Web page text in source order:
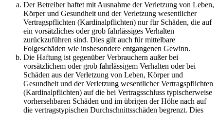
Der Betreiber haftet mit Ausnahme der Verletzung von Leben,
Körper und Gesundheit und der Verletzung wesentlicher
Vertragspflichten (Kardinalpflichten) nur für Schäden, die auf
ein vorsätzliches oder grob fahrlässiges Verhalten
zurückzuführen sind. Dies gilt auch für mittelbare
Folgeschäden wie insbesondere entgangenen Gewinn.
Die Haftung ist gegenüber Verbrauchern außer bei
vorsätzlichem oder grob fahrlässigem Verhalten oder bei
Schäden aus der Verletzung von Leben, Körper und
Gesundheit und der Verletzung wesentlicher Vertragspflichten
(Kardinalpflichten) auf die bei Vertragsschluss typischerweise
vorhersehbaren Schäden und im übrigen der Höhe nach auf
die vertragstypischen Durchschnittsschäden begrenzt. Dies